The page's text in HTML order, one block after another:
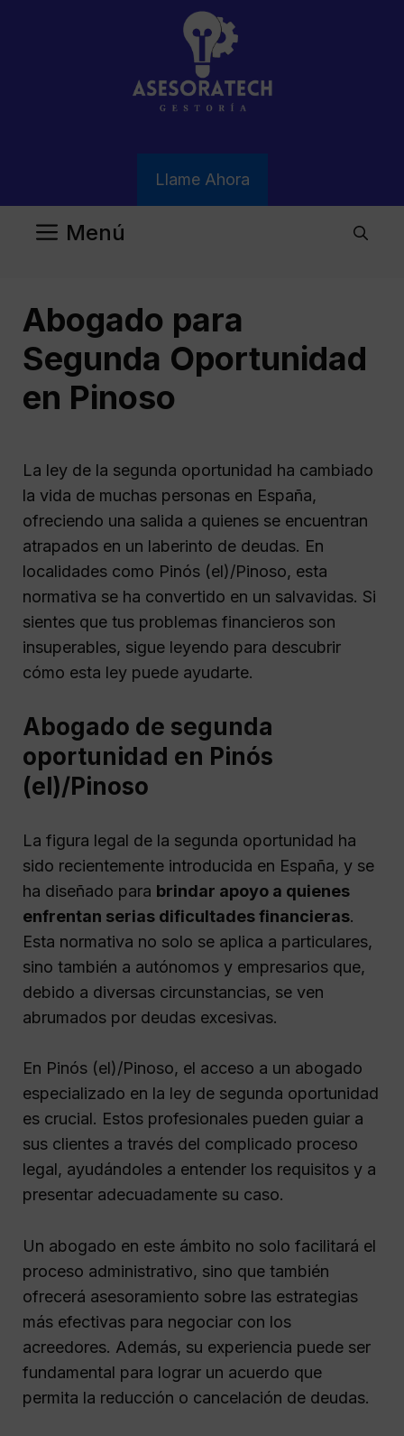
Llame Ahora
Menú
Abogado para
Segunda Oportunidad
en Pinoso
La ley de la segunda oportunidad ha cambiado
la vida de muchas personas en España,
ofreciendo una salida a quienes se encuentran
atrapados en un laberinto de deudas. En
localidades como Pinós (el)/Pinoso, esta
normativa se ha convertido en un salvavidas. Si
sientes que tus problemas financieros son
insuperables, sigue leyendo para descubrir
cómo esta ley puede ayudarte.
Abogado de segunda
oportunidad en Pinós
(el)/Pinoso
La figura legal de la segunda oportunidad ha
sido recientemente introducida en España, y se
ha diseñado para brindar apoyo a quienes
enfrentan serias dificultades financieras.
Esta normativa no solo se aplica a particulares,
sino también a autónomos y empresarios que,
debido a diversas circunstancias, se ven
abrumados por deudas excesivas.
En Pinós (el)/Pinoso, el acceso a un abogado
especializado en la ley de segunda oportunidad
es crucial. Estos profesionales pueden guiar a
sus clientes a través del complicado proceso
legal, ayudándoles a entender los requisitos y a
presentar adecuadamente su caso.
Un abogado en este ámbito no solo facilitará el
proceso administrativo, sino que también
ofrecerá asesoramiento sobre las estrategias
más efectivas para negociar con los
acreedores. Además, su experiencia puede ser
fundamental para lograr un acuerdo que
permita la reducción o cancelación de deudas.